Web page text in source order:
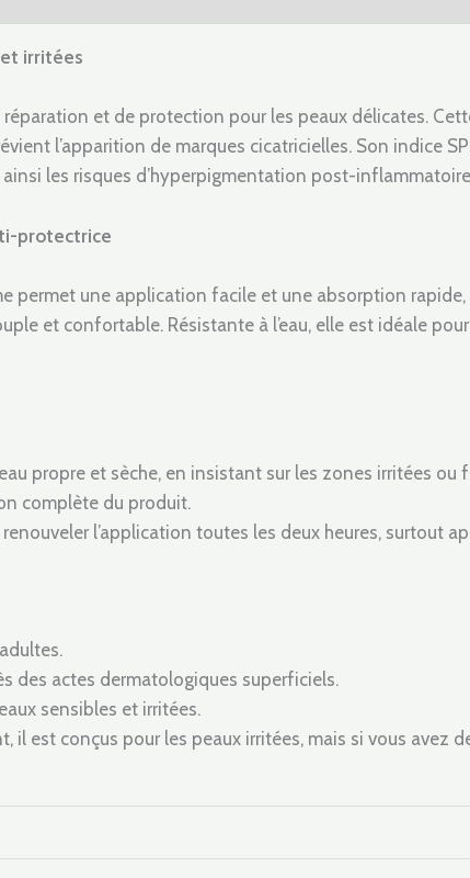
irritées
et de protection pour les peaux délicates.
l’apparition de marques cicatricielles. Son indice
les risques d’hyperpigmentation post-
protectrice
permet une application facile et une absorption
et confortable. Résistante à l’eau, elle est idéale
propre et sèche, en insistant sur les zones irritées ou
complète du produit.
l’application toutes les deux heures, surtout
des actes dermatologiques superficiels.
sensibles et irritées.
il est conçus pour les peaux irritées, mais si vous avez